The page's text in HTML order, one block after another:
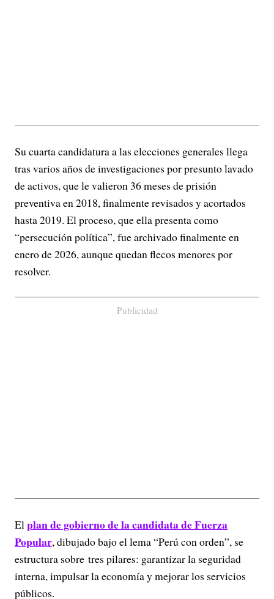
Su cuarta candidatura a las elecciones generales llega
tras varios años de investigaciones por presunto lavado
de activos, que le valieron 36 meses de prisión
preventiva en 2018, finalmente revisados y acortados
hasta 2019. El proceso, que ella presenta como
“persecución política”, fue archivado finalmente en
enero de 2026, aunque quedan flecos menores por
resolver.
Publicidad
Elplan de gobierno de la candidata de Fuerza
Popular, dibujado bajo el lema “Perú con orden”, se
estructura sobre tres pilares: garantizar la seguridad
interna, impulsar la economía y mejorar los servicios
públicos.